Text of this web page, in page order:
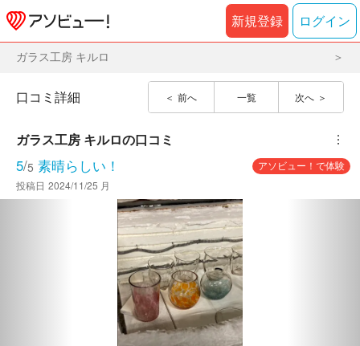
新規登録 ログイン
ガラス工房 キルロ
前へ 一覧 次へ
口コミ詳細
ガラス工房 キルロの口コミ ︙
5/5 素晴らしい！
アソビュー！で体験
投稿日 2024/11/25 月